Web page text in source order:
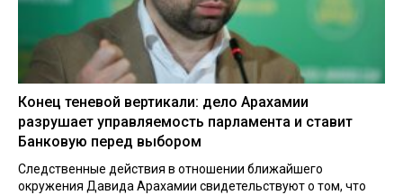
Конец теневой вертикали: дело Арахамии
разрушает управляемость парламента и ставит
Банковую перед выбором
Следственные действия в отношении ближайшего
окружения Давида Арахамии свидетельствуют о том, что